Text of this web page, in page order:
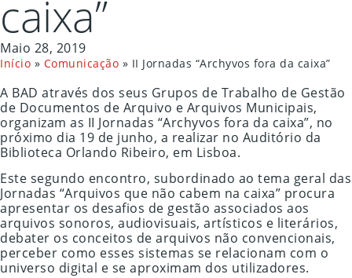
caixa”
Maio 28, 2019
Início » Comunicação » II Jornadas “Archyvos fora da caixa”
A BAD através dos seus Grupos de Trabalho de Gestão
de Documentos de Arquivo e Arquivos Municipais,
organizam as II Jornadas “Archyvos fora da caixa”, no
próximo dia 19 de junho, a realizar no Auditório da
Biblioteca Orlando Ribeiro, em Lisboa.
Este segundo encontro, subordinado ao tema geral das
Jornadas “Arquivos que não cabem na caixa” procura
apresentar os desafios de gestão associados aos
arquivos sonoros, audiovisuais, artísticos e literários,
debater os conceitos de arquivos não convencionais,
perceber como esses sistemas se relacionam com o
universo digital e se aproximam dos utilizadores.